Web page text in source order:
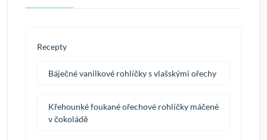
Recepty
Báječné vanilkové rohlíčky s vlašskými ořechy
Křehounké foukané ořechové rohlíčky máčené
v čokoládě